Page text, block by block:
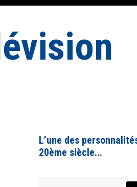
L’une des
20ème siècle...